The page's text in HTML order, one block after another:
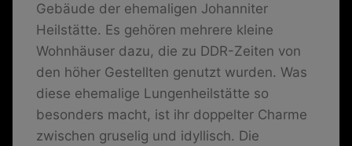
Gebäude der ehemaligen Johanniter
Heilstätte. Es gehören mehrere kleine
Wohnhäuser dazu, die zu DDR-Zeiten von
den höher Gestellten genutzt wurden. Was
diese ehemalige Lungenheilstätte so
besonders macht, ist ihr doppelter Charme
zwischen gruselig und idyllisch. Die